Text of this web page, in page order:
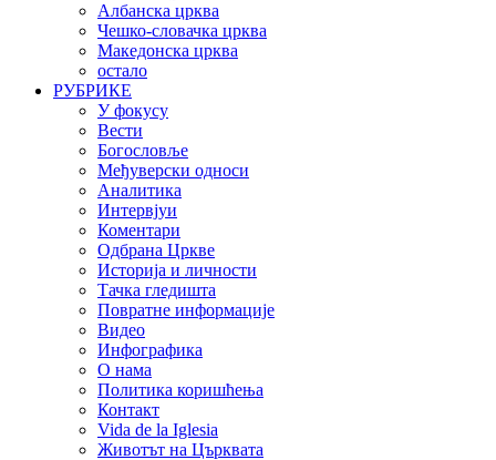
Албанска црква
Чешко-словачка црква
Македонска црква
остало
РУБРИКЕ
У фокусу
Вести
Богословље
Међуверски односи
Аналитика
Интервјуи
Коментари
Одбрана Цркве
Историја и личности
Тачка гледишта
Повратне информације
Видео
Инфографика
О нама
Политика коришћења
Контакт
Vida de la Iglesia
Животът на Църквата